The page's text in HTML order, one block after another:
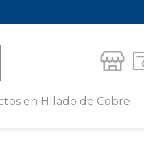
Carrito
en HIlado de Cobre